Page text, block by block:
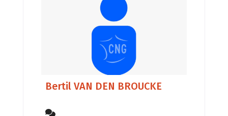
Bertil VAN DEN BROUCKE